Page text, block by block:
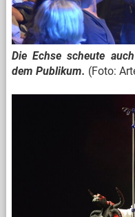
Die Echse scheute
dem Publikum. (Foto: